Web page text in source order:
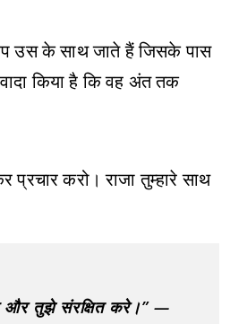
के साथ जाते हैं जिसके पास
किया है कि वह अंत तक
करो। राजा तुम्हारे साथ
और तुझे संरक्षित करे।” —